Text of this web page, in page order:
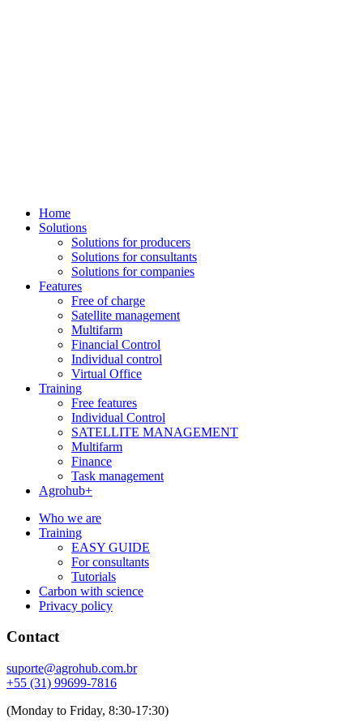
Home
Solutions
Solutions for producers
Solutions for consultants
Solutions for companies
Features
Free of charge
Satellite management
Multifarm
Financial Control
Individual control
Virtual Office
Training
Free features
Individual Control
SATELLITE MANAGEMENT
Multifarm
Finance
Task management
Agrohub+
Who we are
Training
EASY GUIDE
For consultants
Tutorials
Carbon with science
Privacy policy
Contact
suporte@agrohub.com.br
+55 (31) 99699-7816
(Monday to Friday, 8:30-17:30)